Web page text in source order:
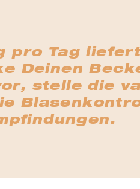
pro Tag
Deinen
stelle die